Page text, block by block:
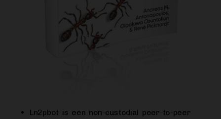
Ln2pbot is een non-custodial peer-to-peer